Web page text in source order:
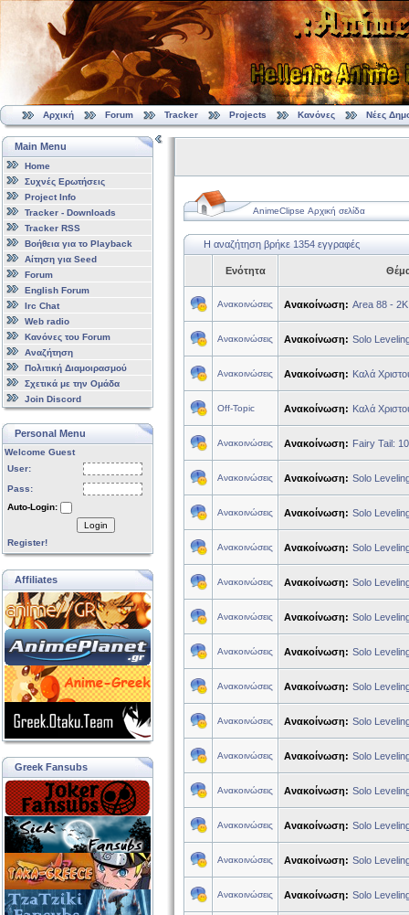
Αρχική Forum Tracker Projects Κανόνες Νέες
Main Menu
Home
Συχνές Ερωτήσεις
Project Info
Tracker - Downloads
Tracker RSS
Βοήθεια για το Playback
Αίτηση για Seed
Forum
English Forum
Irc Chat
Web radio
Κανόνες του Forum
Αναζήτηση
Πολιτική Διαμοιρασμού
Σχετικά με την Ομάδα
Join Discord
Personal Menu
Welcome Guest
User:
Pass:
Auto-Login:
Login
Register!
Affiliates
Greek Fansubs
AnimeClipse Αρχική σελίδα
Η αναζήτηση βρήκε 1354 εγγραφές
Ενότητα
Ανακοινώσεις Ανακοίνωση: Area 88 - 2K
Ανακοινώσεις Ανακοίνωση: Solo
Ανακοινώσεις Ανακοίνωση: Καλά
Off-Topic Ανακοίνωση: Καλά
Ανακοινώσεις Ανακοίνωση: Fairy Tail:
Ανακοινώσεις Ανακοίνωση: Solo
Ανακοινώσεις Ανακοίνωση: Solo
Ανακοινώσεις Ανακοίνωση: Solo
Ανακοινώσεις Ανακοίνωση: Solo
Ανακοινώσεις Ανακοίνωση: Solo
Ανακοινώσεις Ανακοίνωση: Solo
Ανακοινώσεις Ανακοίνωση: Solo
Ανακοινώσεις Ανακοίνωση: Solo
Ανακοινώσεις Ανακοίνωση: Solo
Ανακοινώσεις Ανακοίνωση: Solo
Ανακοινώσεις Ανακοίνωση: Solo
Ανακοινώσεις Ανακοίνωση: Solo
Ανακοινώσεις Ανακοίνωση: Solo